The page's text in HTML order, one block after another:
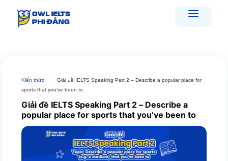
Kiến thức ›
Giải đề IELTS Speaking Part 2 – Describe a popular place for
sports that you’ve been to
Giải đề IELTS Speaking Part 2 – Describe a
popular place for sports that you’ve been to